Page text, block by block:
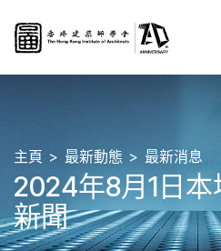
主頁 最新動態 最新消息
2024年8月1日
新聞